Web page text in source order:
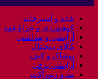
خانه و آشپزخانه
کوهنوردی و چراغ قوه
آرایشی و بهداشتی
کالای دیجیتال
پوشاک و کیف
آرایشی برقی
مد و زیورآلات